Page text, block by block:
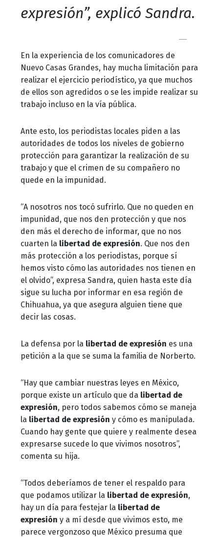
expresión”, explicó Sandra.
En la experiencia de los comunicadores de
Nuevo Casas Grandes, hay mucha limitación para
realizar el ejercicio periodístico, ya que muchos
de ellos son agredidos o se les impide realizar su
trabajo incluso en la vía pública.
Ante esto, los periodistas locales piden a las
autoridades de todos los niveles de gobierno
protección para garantizar la realización de su
trabajo y que el crimen de su compañero no
quede en la impunidad.
“A nosotros nos tocó sufrirlo. Que no queden en
impunidad, que nos den protección y que nos
den más el derecho de informar, que no nos
cuarten la libertad de expresión. Que nos den
más protección a los periodistas, porque sí
hemos visto cómo las autoridades nos tienen en
el olvido”, expresa Sandra, quien hasta este día
sigue su lucha por informar en esa región de
Chihuahua, ya que asegura alguien tiene que
decir las cosas.
La defensa por la libertad de expresión es una
petición a la que se suma la familia de Norberto.
“Hay que cambiar nuestras leyes en México,
porque existe un artículo que da libertad de
expresión, pero todos sabemos cómo se maneja
la libertad de expresión y cómo es manipulada.
Cuando hay gente que quiere y realmente desea
expresarse sucede lo que vivimos nosotros”,
comenta su hija.
“Todos deberíamos de tener el respaldo para
que podamos utilizar la libertad de expresión,
hay un día para festejar la libertad de
expresión y a mí desde que vivimos esto, me
parece vergonzoso que México presuma que